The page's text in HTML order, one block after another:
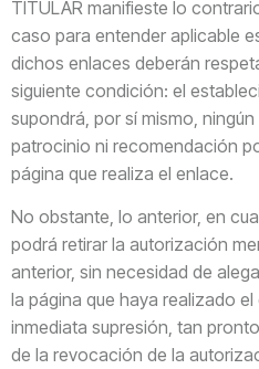
TITULAR manifieste lo
caso para entender aplicable
dichos enlaces deberán
siguiente condición: el
supondrá, por sí mismo,
patrocinio ni recomendación
página que realiza el enlace.
No obstante, lo anterior, en
podrá retirar la autorización
anterior, sin necesidad de
la página que haya realizado
inmediata supresión, tan
de la revocación de la